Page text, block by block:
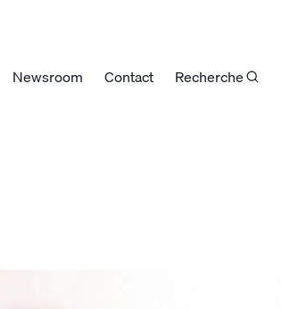
Newsroom Contact Recherche